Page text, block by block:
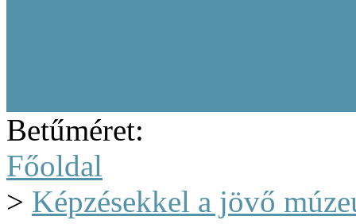
Betűméret:
Főoldal
> Képzésekkel a jövő